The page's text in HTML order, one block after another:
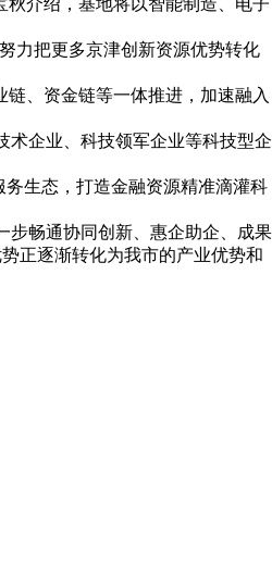
介绍，基地将以智能制造、电子
力把更多京津创新资源优势转化
、资金链等一体推进，加速融入
术企业、科技领军企业等科技型企
生态，打造金融资源精准滴灌科
步畅通协同创新、惠企助企、成果
正逐渐转化为我市的产业优势和